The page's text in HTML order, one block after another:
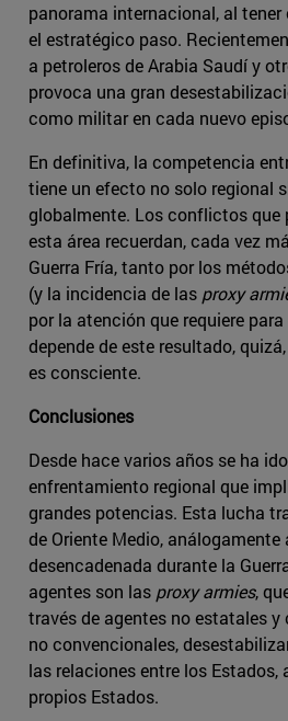
panorama internacional, al
el estratégico paso.
a petroleros de Arabia Saudí y
provoca una gran
como militar en cada nuevo
En definitiva, la competencia
tiene un efecto no solo regional
globalmente. Los conflictos que
esta área recuerdan, cada vez
Guerra Fría, tanto por los
(y la incidencia de las proxy
por la atención que requiere
depende de este resultado,
es consciente.
Conclusiones
Desde hace varios años se ha
enfrentamiento regional que
grandes potencias. Esta lucha
de Oriente Medio,
desencadenada durante la
agentes son las proxy armies,
través de agentes no estatales y
no convencionales,
las relaciones entre los
propios Estados.